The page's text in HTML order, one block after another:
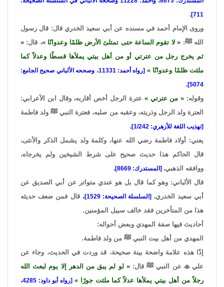
711].
وروى الإمام أحمد في مسنده عن أبي سعيد الخدري قال: قال رسول
الله ﷺ:
لا تقوم الساعة حتى تمتلئ الأرض ظلمًا وعدوانًا
، قال:
ثم يخرج رجل من عترتي أو من أهل بيتي يملأها قسطًا وعدلاً كما
ملئت ظلمًا وعدوانًا
[رواه أحمد: 11331، وصححه الألباني صحيح الجامع:
5074].
وقوله: من عترتي
عترة الرجل أخص أقاربه، وقال ابن الأعرابي:
العترة ولد الرجل وذريته، وعقبه من صلبه، فعترة النبي ﷺ ولد فاطمة
[تهذيب اللغة للأزهري: 1/242].
يعني: أولاد فاطمة رضي الله عنها، وكلمة ولد يشمل الذكر والأنثى،
قال الحاكم هذا حديث صحيح على شرط الشيخين ولم يخرجاه،
ووافقه الذهبي. [المستدرك: 8669].
قال الألباني: وهو كما قال بل هو عندي متواتر عن أبي الصديق عن
أبي سعيد الخدري. [السلسلة الصحيحة: 1529]،
قال فمن ضعف حديثه
هذا من المتأخرين فقد خالف سبيل المؤمنين.
أحاديث فيها صفة المهدي وبعض أحواله:
المهدي من أهل بيت النبي ﷺ من ولد فاطمة.
إذًا هذه علامة واضحة بينة صحيحة، قد وردت في الحديث، وجاء عن
علي عن النبي ﷺ قال:
لو لم يبق من الدهر إلا يوم لبعث الله
رجلاً من أهل بيتي يملأها عدلاً كما ملئت جورًا
[رواه أبو داود: 4285،